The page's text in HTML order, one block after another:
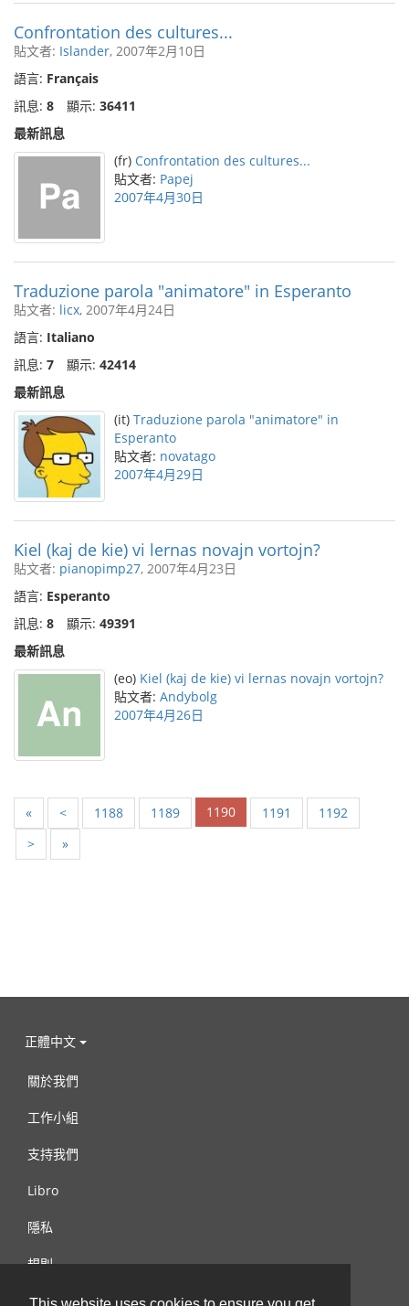
Confrontation des cultures...
貼文者: Islander, 2007年2月10日
語言: Français
訊息: 8 顯示: 36411
最新訊息
(fr) Confrontation des cultures...
貼文者: Papej
2007年4月30日
Traduzione parola "animatore" in Esperanto
貼文者: licx, 2007年4月24日
語言: Italiano
訊息: 7 顯示: 42414
最新訊息
(it) Traduzione parola "animatore" in
Esperanto
貼文者: novatago
2007年4月29日
Kiel (kaj de kie) vi lernas novajn vortojn?
貼文者: pianopimp27, 2007年4月23日
語言: Esperanto
訊息: 8 顯示: 49391
最新訊息
(eo) Kiel (kaj de kie) vi lernas novajn vortojn?
貼文者: Andybolg
2007年4月26日
« < 1188 1189 1190 1191
1192
>
»
正體中文
關於我們
工作小組
支持我們
Libro
隱私
規則
連絡我們